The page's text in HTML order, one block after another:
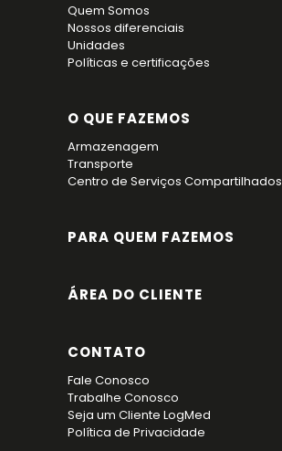
Quem Somos
Nossos diferenciais
Unidades
Políticas e certificações
O QUE FAZEMOS
Armazenagem
Transporte
Centro de Serviços Compartilhados
PARA QUEM FAZEMOS
ÁREA DO CLIENTE
CONTATO
Fale Conosco
Trabalhe Conosco
Seja um Cliente LogMed
Política de Privacidade